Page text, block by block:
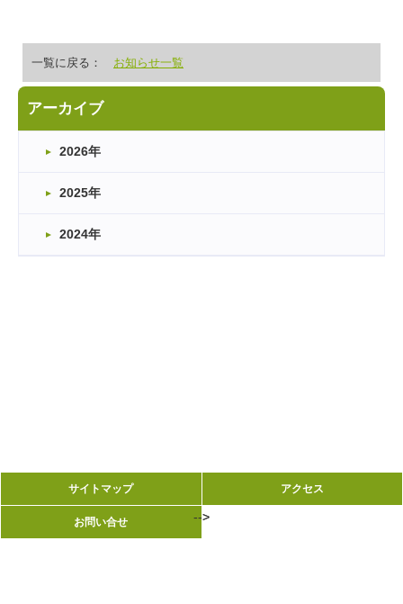
一覧に戻る： お知らせ一覧
アーカイブ
2026年
2025年
2024年
サイトマップ アクセス
お問い合せ -->
サイトマップ アクセス
お問い合せ -->